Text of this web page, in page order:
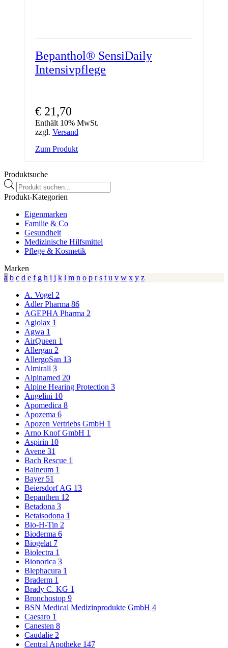
Bepanthol® SensiDaily
Intensivpflege
€ 21,70
Enthält 10% MwSt.
zzgl. Versand
Zum Produkt
Produktsuche
Products
search
Produkt-Kategorien
Eigenmarken
Familie & Co
Gesundheit
Medizinische Hilfsmittel
Pflege & Kosmetik
Marken
a b c d e f g h i j k l m n o p r s t u v w x y z
A. Vogel 2
Adler Pharma 86
AGEPHA Pharma 2
Agiolax 1
Agwa 1
AirQueen 1
Allergan 2
AllergoSan 13
Almirall 3
Alpinamed 20
Alpine Hearing Protection 3
Angelini 10
Apomedica 8
Apozema 6
Apozen Vertriebs GmbH 1
Arno Knof GmbH 1
Aspirin 10
Avene 31
Bach Rescue 1
Balneum 1
Bayer 51
Beiersdorf AG 13
Bepanthen 12
Betadona 3
Betaisodona 1
Bio-H-Tin 2
Bioderma 6
Biogelat 7
Biolectra 1
Bionorica 3
Blephacura 1
Braderm 1
Brady C. KG 1
Bronchostop 9
BSN Medical Medizinprodukte GmbH 4
Caesaro 1
Canesten 8
Caudalie 2
Central Apotheke 147